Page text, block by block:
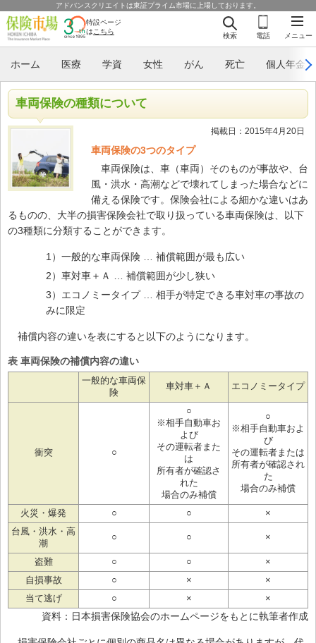
アドバンスクリエイトは東証プライム市場に上場しております。
メニュー
検索 電話
特設ページ
は こちら
ホーム 医療 学資 女性 がん 死亡 個人年金
車両保険の種類について
掲載日：2015年4月20日
車両保険の3つのタイプ
車両保険は、車（車両）そのものが事故や、台
風・洪水・高潮などで壊れてしまった場合などに
備える保険です。保険会社による細かな違いはあ
るものの、大半の損害保険会社で取り扱っている車両保険は、以下
の3種類に分類することができます。
1）一般的な車両保険 … 補償範囲が最も広い
2）車対車＋Ａ … 補償範囲が少し狭い
3）エコノミータイプ … 相手が特定できる車対車の事故の
みに限定
補償内容の違いを表にすると以下のようになります。
表 車両保険の補償内容の違い
一般的な車両保
険
車対車＋Ａ エコノミータイプ
衝突 ○
○
※相手自動車お
よび
その運転者また
は
所有者が確認さ
れた
場合のみ補償
○
※相手自動車およ
び
その運転者または
所有者が確認され
た
場合のみ補償
火災・爆発 ○ ○
×
台風・洪水・高
潮
○ ○ ×
盗難 ○ ○
×
自損事故
○ ×
×
当て逃げ
○ × ×
資料：日本損害保険協会のホームページをもとに執筆者作成